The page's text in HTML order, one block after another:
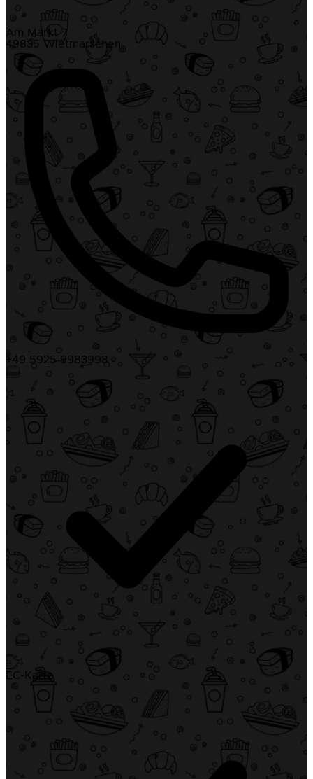
Am Markt 7
49835 Wietmarschen
+49 5925 9983998
EC-Karte